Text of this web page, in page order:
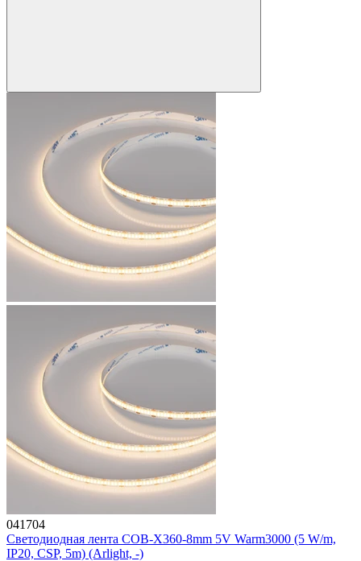
041704
Светодиодная лента COB-X360-8mm 5V Warm3000 (5 W/m,
IP20, CSP, 5m) (Arlight, -)